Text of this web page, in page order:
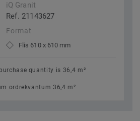
iQ Granit
Ref. 21143627
Format
Flis 610 x 610 mm
quantity is 36,4 m²
ordrekvantum 36,4 m²